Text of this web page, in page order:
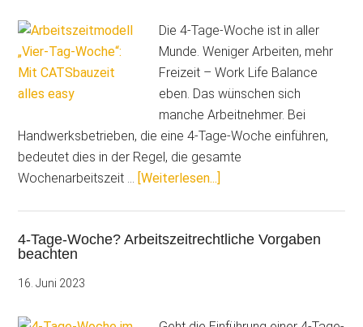
sinnvoll
Die 4-Tage-Woche ist in aller
Munde. Weniger Arbeiten, mehr
Freizeit – Work Life Balance
eben. Das wünschen sich
manche Arbeitnehmer. Bei
Handwerksbetrieben, die eine 4-Tage-Woche einführen,
bedeutet dies in der Regel, die gesamte
Wochenarbeitszeit … [Weiterlesen...]
Woche“:
4-Tage-Woche? Arbeitszeitrechtliche Vorgaben
beachten
16. Juni 2023